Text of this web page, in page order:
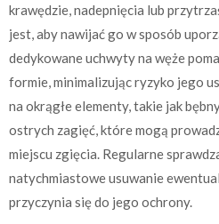
krawędzie, nadepnięcia lub
jest, aby nawijać go w sposób
dedykowane uchwyty na węże
formie, minimalizując ryzyko jego
na okrągłe elementy, takie jak
ostrych zagięć, które mogą
miejscu zgięcia. Regularne
natychmiastowe usuwanie
przyczynia się do jego ochrony.